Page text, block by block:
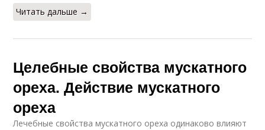
Читать дальше →
Целебные свойства мускатного
ореха. Действие мускатного
ореха
Лечебные свойства мускатного ореха одинаково влияют